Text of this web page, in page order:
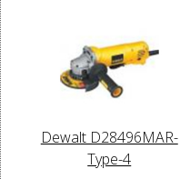
Dewalt D28496MAR-
Type-4